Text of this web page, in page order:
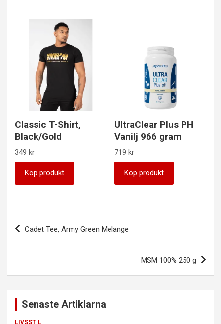
Classic T-Shirt,
Black/Gold
349 kr
Köp produkt
UltraClear Plus PH
Vanilj 966 gram
719 kr
Köp produkt
Inläggsnavigering
Cadet Tee, Army Green Melange
MSM 100% 250 g
Senaste Artiklarna
LIVSSTIL